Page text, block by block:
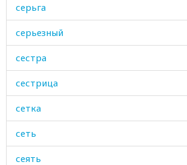
серьга
серьезный
сестра
сестрица
сетка
сеть
сеять